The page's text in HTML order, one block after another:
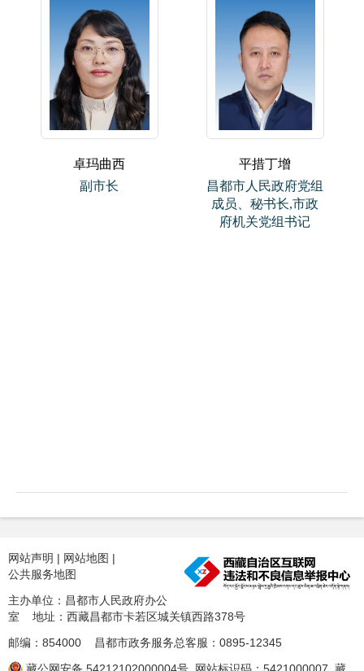
卓玛曲西
副市长
平措丁增
昌都市人民政府党组
成员、秘书长,市政
府机关党组书记
网站声明 | 网站地图 |
公共服务地图
主办单位：昌都市人民政府办公
室 地址：西藏昌都市卡若区城关镇西路378号
邮编：854000 昌都市政务服务总客服：0895-12345
藏公网安备 54212102000004号 网站标识码：5421000007 藏